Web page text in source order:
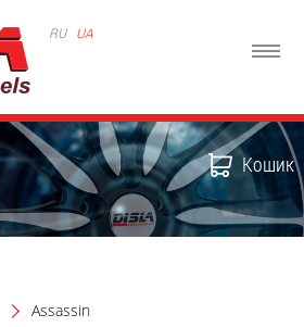
RU UA
Кошик
Assassin